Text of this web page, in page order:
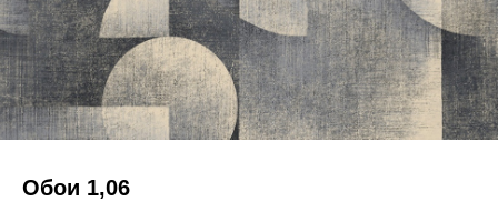
Обои 1,06